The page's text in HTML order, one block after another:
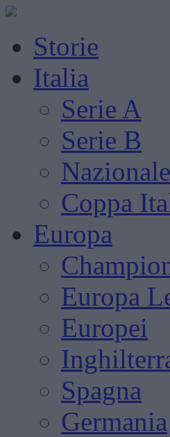
Storie
Italia
Serie A
Serie B
Nazionale
Coppa
Europa
Europa
Europei
Spagna
Germania